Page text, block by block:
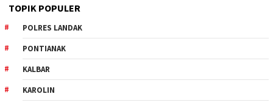
TOPIK POPULER
POLRES LANDAK
PONTIANAK
KALBAR
KAROLIN